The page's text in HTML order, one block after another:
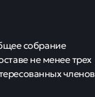
собрание
не менее трех
членов